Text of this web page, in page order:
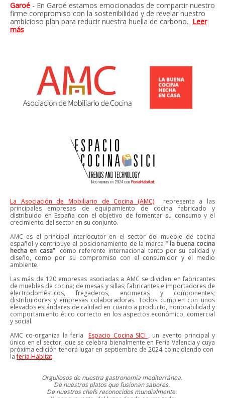
Garoé - En Garoé estamos emocionados de compartir nuestro
firme compromiso con la sostenibilidad y de revelar nuestro
ambicioso plan para reducir nuestra huella de carbono. Leer
más
La Asociación de Mobiliario de Cocina (AMC) representa a las
principales empresas de equipamiento de cocina fabricado y
distribuido en España con el objetivo de fomentar su consumo y el
crecimiento del sector en su conjunto.
AMC es el principal interlocutor en el sector del mueble de cocina
español y contribuye al posicionamiento de la marca “ la buena cocina
hecha en casa”como referente internacional tanto por su calidad y
diseño, como por su compromiso con el consumidor y el medio
ambiente.
Las más de 120 empresas asociadas a AMC se dividen en fabricantes
de muebles de cocina; de mesas y sillas; fabricantes e importadores de
electrodomésticos, fregaderos, encimeras y componentes;
distribuidores y empresas colaboradoras. Todos cumplen con unos
elevados estándares de calidad en cuanto a producto, honorabilidad y
comportamiento ético correcto en los aspectos económico, comercial
y social.
AMC co-organiza la feriaEspacio Cocina SICI , un evento principal y
único en el sector, que se celebra bienalmente en Feria Valencia y cuya
próxima edición tendrá lugar en septiembre de 2024 coincidiendo con
laferia Hábitat.
Orgullosos de nuestra gastronomía mediterránea.
De nuestros platos que fusionan sabores.
De nuestros chefs reconocidos mundialmente.